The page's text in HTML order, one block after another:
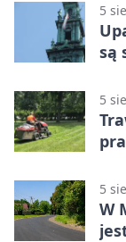
5
są
5
5
W